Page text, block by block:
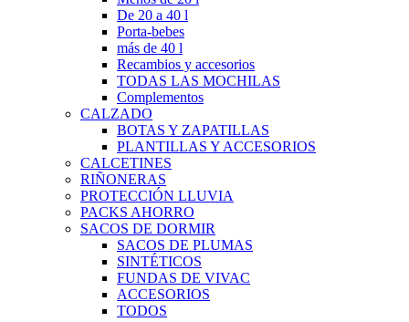
De 20 a 40 l
Porta-bebes
más de 40 l
Recambios y accesorios
TODAS LAS MOCHILAS
Complementos
CALZADO
BOTAS Y ZAPATILLAS
PLANTILLAS Y ACCESORIOS
CALCETINES
RIÑONERAS
PROTECCIÓN LLUVIA
PACKS AHORRO
SACOS DE DORMIR
SACOS DE PLUMAS
SINTÉTICOS
FUNDAS DE VIVAC
ACCESORIOS
TODOS